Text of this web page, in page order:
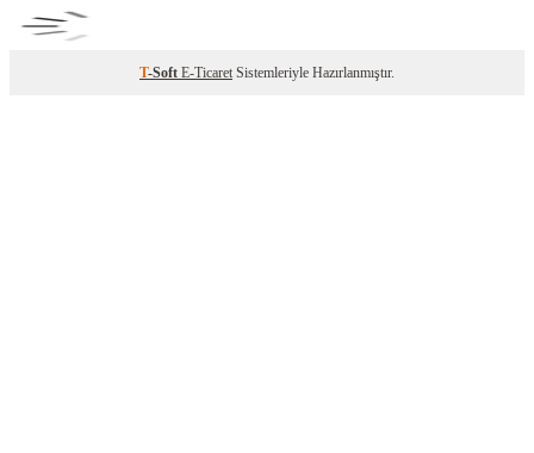
T-Soft E-Ticaret Sistemleriyle Hazırlanmıştır.